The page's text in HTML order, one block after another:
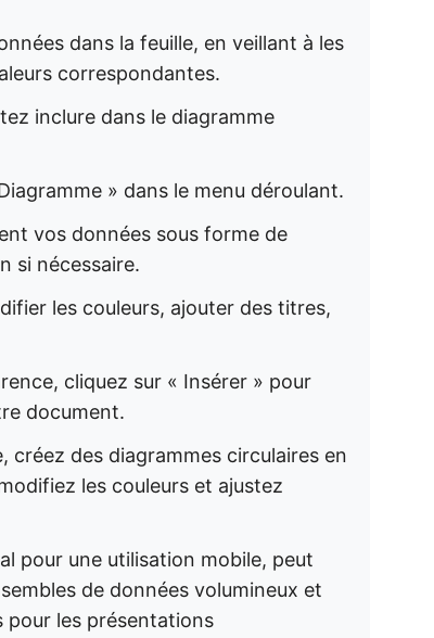
dans la feuille, en veillant à les
correspondantes.
inclure dans le diagramme
» dans le menu déroulant.
vos données sous forme de
si nécessaire.
les couleurs, ajouter des titres,
cliquez sur « Insérer » pour
document.
des diagrammes circulaires en
les couleurs et ajustez
pour une utilisation mobile, peut
de données volumineux et
pour les présentations